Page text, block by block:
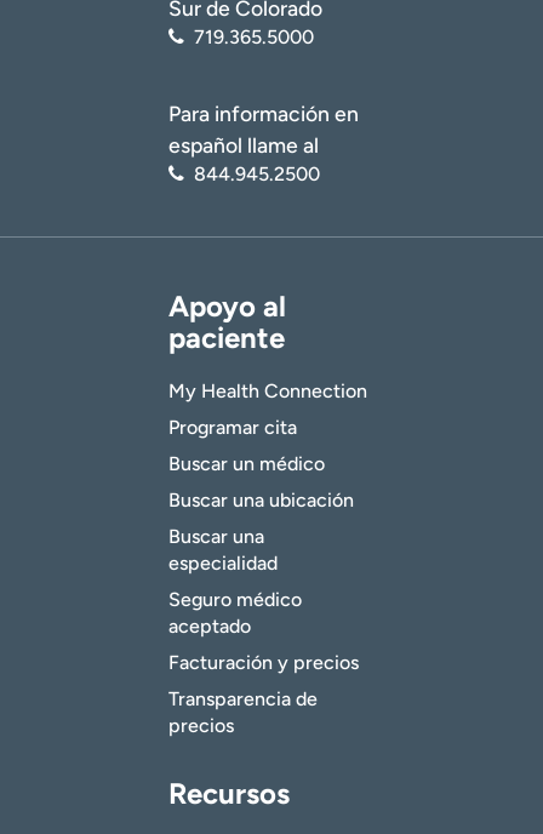
Sur de Colorado
719.365.5000
Para información en
español llame al
844.945.2500
Apoyo al
paciente
My Health Connection
Programar cita
Buscar un médico
Buscar una ubicación
Buscar una
especialidad
Seguro médico
aceptado
Facturación y precios
Transparencia de
precios
Recursos